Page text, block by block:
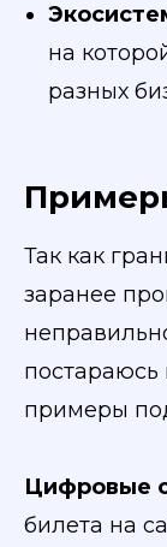
на
разных
Так как
заранее
постараюсь
примеры
Цифровые
билета на